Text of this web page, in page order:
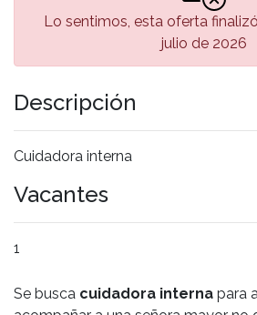
Lo sentimos, esta oferta
julio de 2026
Descripción
Cuidadora interna
Vacantes
1
Se busca cuidadora interna para